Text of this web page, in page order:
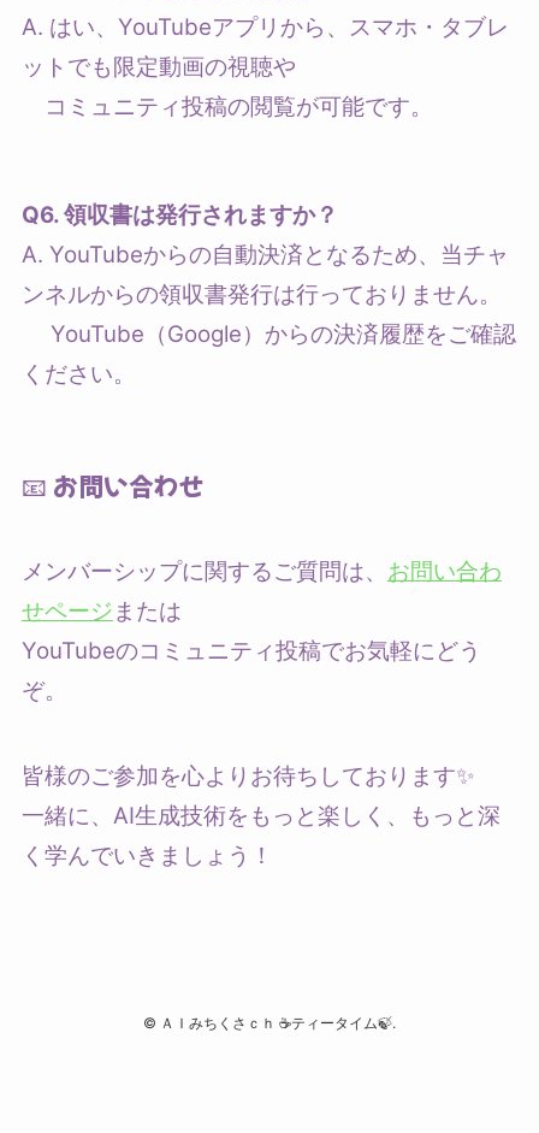
A. はい、YouTubeアプリから、スマホ・タブレ
ットでも限定動画の視聴や
コミュニティ投稿の閲覧が可能です。
Q6. 領収書は発行されますか？
A. YouTubeからの自動決済となるため、当チャ
ンネルからの領収書発行は行っておりません。
YouTube（Google）からの決済履歴をご確認
ください。
📧 お問い合わせ
メンバーシップに関するご質問は、 お問い合わ
せページまたは
YouTubeのコミュニティ投稿でお気軽にどう
ぞ。
皆様のご参加を心よりお待ちしております✨
一緒に、AI生成技術をもっと楽しく、もっと深
く学んでいきましょう！
© ＡＩみちくさｃｈ ☕ティータイム🍃.